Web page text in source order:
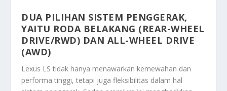
DUA PILIHAN SISTEM PENGGERAK,
YAITU RODA BELAKANG (REAR-WHEEL
DRIVE/RWD) DAN ALL-WHEEL DRIVE
(AWD)
Lexus LS tidak hanya menawarkan kemewahan dan
performa tinggi, tetapi juga fleksibilitas dalam hal